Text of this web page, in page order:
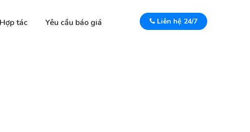
Hợp tác Yêu cầu báo giá Liên hệ 24/7